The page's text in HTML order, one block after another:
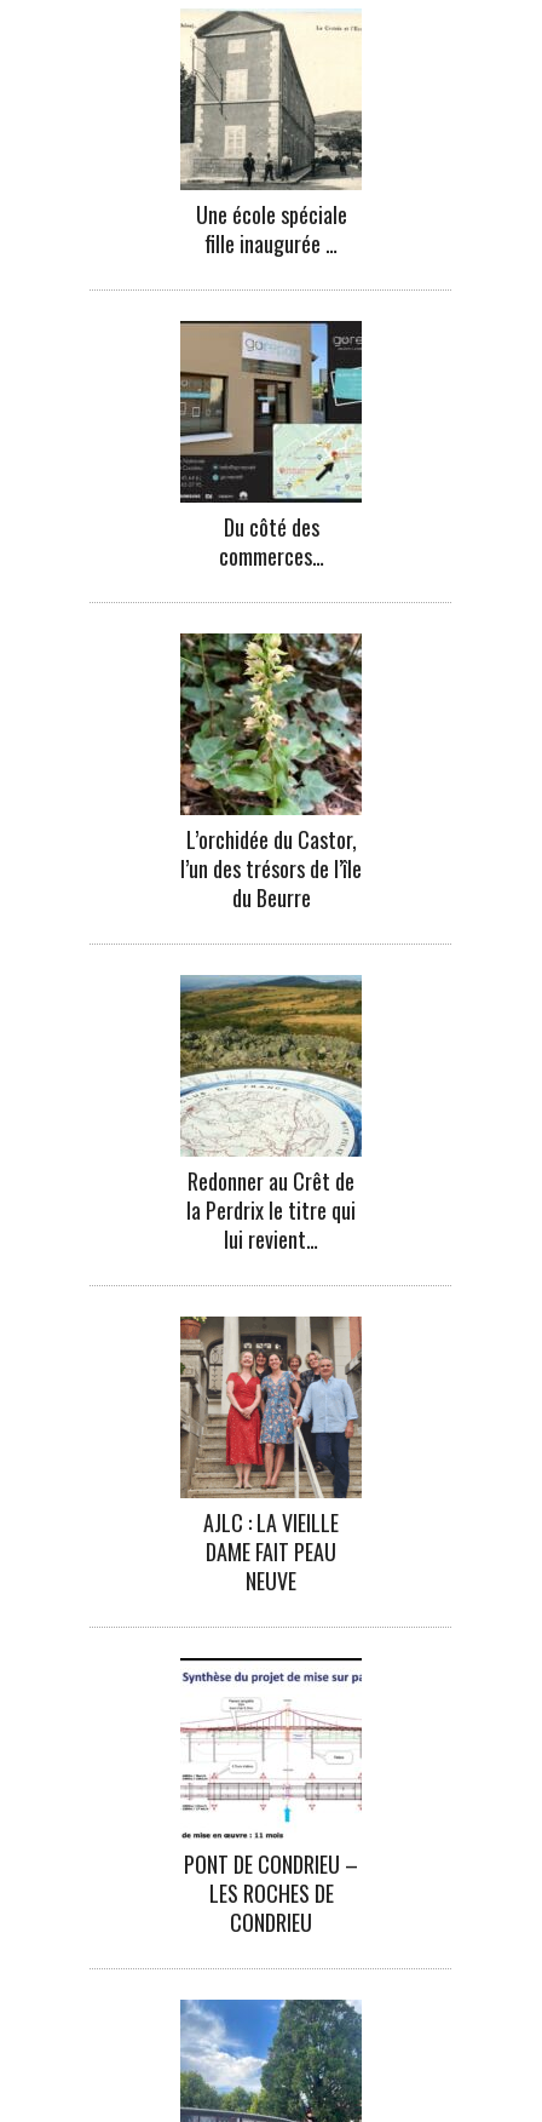
Une école spéciale
fille inaugurée …
Du côté des
commerces…
L’orchidée du Castor,
l’un des trésors de l’île
du Beurre
Redonner au Crêt de
la Perdrix le titre qui
lui revient…
AJLC : LA VIEILLE
DAME FAIT PEAU
NEUVE
PONT DE CONDRIEU –
LES ROCHES DE
CONDRIEU